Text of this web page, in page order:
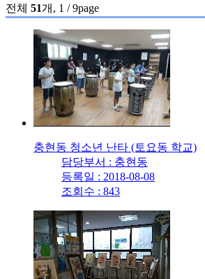
전체 51개, 1 / 9page
충현동 청소년 난타 (토요동 학교)
담당부서 : 충현동
등록일 : 2018-08-08
조회수 : 843